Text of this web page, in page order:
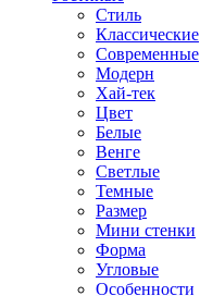
Стиль
Классические
Современные
Модерн
Хай-тек
Цвет
Белые
Венге
Светлые
Темные
Размер
Мини стенки
Форма
Угловые
Особенности